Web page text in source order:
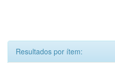
Resultados por ítem: